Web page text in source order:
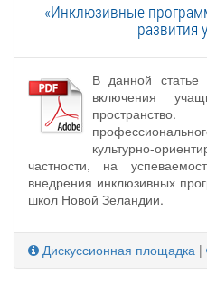
«Инклюзивные
развития
В данной статье
включения
культурно-
частности, на
внедрения инклюзивных
школ Новой Зеландии.
Дискуссионная площадка |